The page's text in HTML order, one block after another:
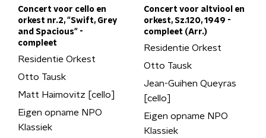
Concert voor cello en
orkest nr.2, "Swift, Grey
and Spacious" -
compleet
Residentie Orkest
Otto Tausk
Matt Haimovitz [cello]
Eigen opname NPO
Klassiek
Concert voor altviool en
orkest, Sz.120, 1949 -
compleet (Arr.)
Residentie Orkest
Otto Tausk
Jean-Guihen Queyras
[cello]
Eigen opname NPO
Klassiek